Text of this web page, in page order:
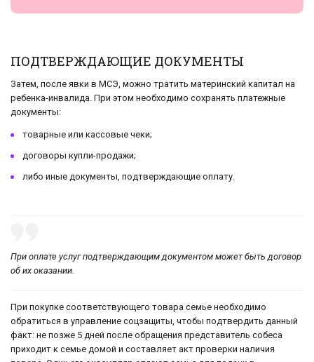
ПОДТВЕРЖДАЮЩИЕ ДОКУМЕНТЫ
Затем, после явки в МСЭ, можно тратить материнский капитал на
ребенка-инвалида. При этом необходимо сохранять платежные
документы:
товарные или кассовые чеки;
договоры купли-продажи;
либо иные документы, подтверждающие оплату.
При оплате услуг подтверждающим документом может быть договор
об их оказании.
При покупке соответствующего товара семье необходимо
обратиться в управление соцзащиты, чтобы подтвердить данный
факт: не позже 5 дней после обращения представитель собеса
приходит к семье домой и составляет акт проверки наличия